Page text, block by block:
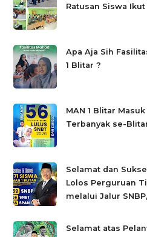
Ratusan Siswa Ikut
Apa Aja Sih
1 Blitar ?
MAN 1 Blitar
Terbanyak se-
Selamat dan
Lolos Perguruan
melalui Jalur
Selamat atas